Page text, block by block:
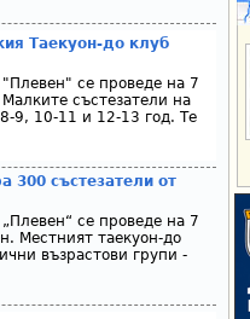
Таекуон-до клуб
се проведе на 7
състезатели на
9, 10-11 и 12-13 год. Те
300 състезатели от
се проведе на 7
Местният таекуон-до
възрастови групи -